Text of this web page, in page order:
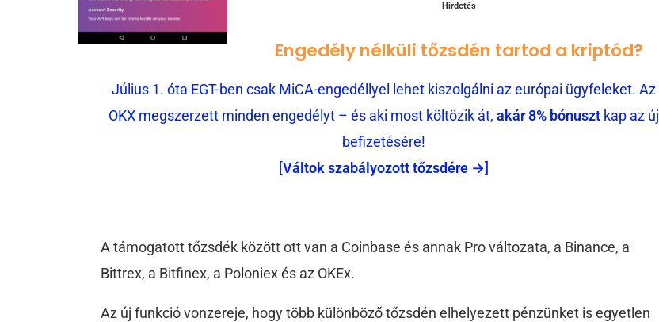
Hirdetés
Engedély nélküli tőzsdén tartod a kriptód?
Július 1. óta EGT-ben csak MiCA-engedéllyel lehet kiszolgálni az európai ügyfeleket. Az
OKX megszerzett minden engedélyt – és aki most költözik át, akár 8% bónuszt kap az új
befizetésére!
[Váltok szabályozott tőzsdére →]
A támogatott tőzsdék között ott van a Coinbase és annak Pro változata, a Binance, a
Bittrex, a Bitfinex, a Poloniex és az OKEx.
Az új funkció vonzereje, hogy több különböző tőzsdén elhelyezett pénzünket is egyetlen